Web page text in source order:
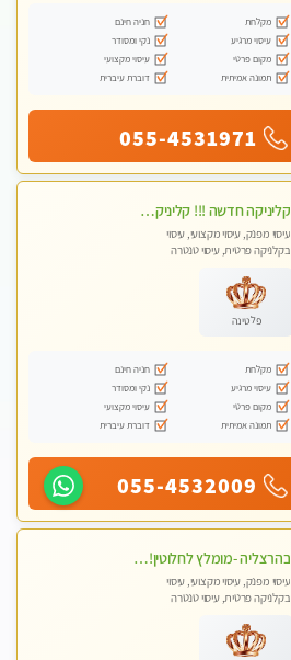
מקלחת
חניה חינם
עיסוי מרגיע
נקי ומסודר
מקום פרטי
עיסוי מקצועי
תמונה אמיתית
דוברת עיברית
055-4531971
קליניקה חדשה !!! קליניקה פרטית ואיכותית במיוחד בהרצליה
עיסוי מפנק, עיסוי מקצועי, עיסוי
בקלניקה פרטית, עיסוי טנטרה
פלטינה
מקלחת
חניה חינם
עיסוי מרגיע
נקי ומסודר
מקום פרטי
עיסוי מקצועי
תמונה אמיתית
דוברת עיברית
055-4532009
בהרצליה -מומלץ לחלוטין!!!! כל סוגי העיסויים מעסה מקצועית ואיכותית פרטי!!!
עיסוי מפנק, עיסוי מקצועי, עיסוי
בקלניקה פרטית, עיסוי טנטרה